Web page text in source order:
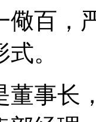
，严
。
长，